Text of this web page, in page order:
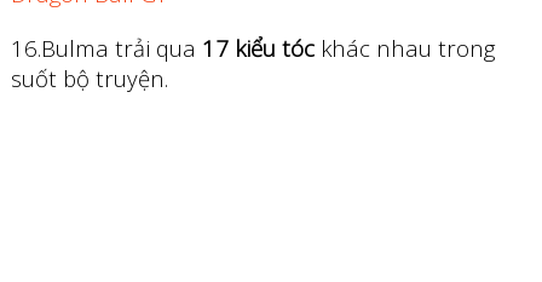
16.Bulma trải qua 17 kiểu tóckhác nhau trong
suốt bộ truyện.